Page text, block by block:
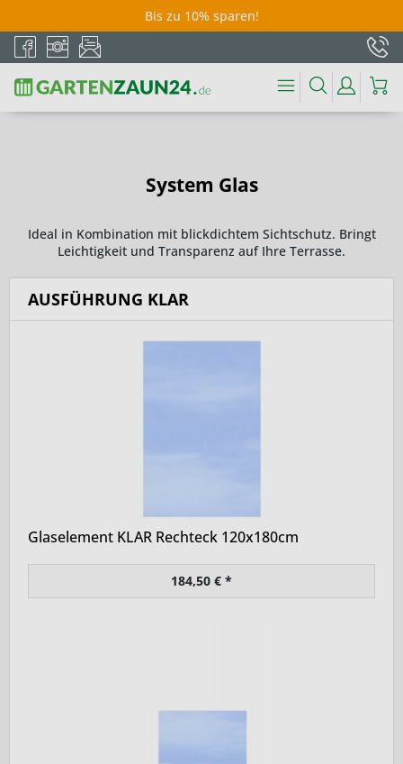
Bis zu 10% sparen!
System Glas
Ideal in Kombination mit blickdichtem Sichtschutz. Bringt
Leichtigkeit und Transparenz auf Ihre Terrasse.
AUSFÜHRUNG KLAR
Glaselement KLAR Rechteck 120x180cm
184,50 € *